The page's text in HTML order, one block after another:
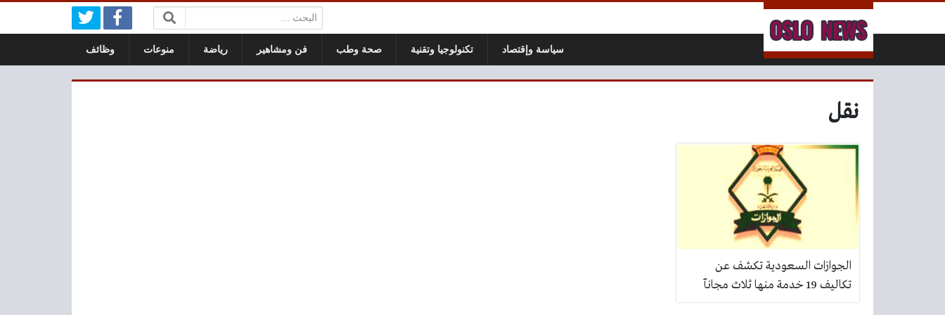
التخطي إلى المحتوى
البحث:
سياسة وإقتصاد تكنولوجيا وتقنية صحة وطب فن ومشاهير رياضة منوعات وظائف
نقل
الجوازات السعودية تكشف عن
تكاليف 19 خدمة منها ثلاث مجانآ